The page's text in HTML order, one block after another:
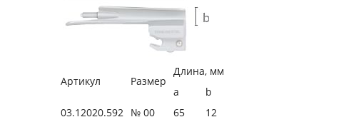
Артикул Размер
Длина, мм
a
b
03.12020.592 № 00 65
12